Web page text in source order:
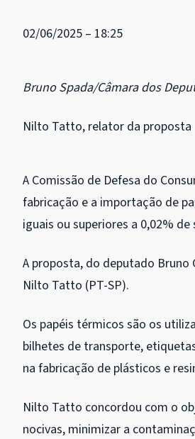
02/06/2025 – 18:25
Bruno Spada/Câmara dos
Nilto Tatto, relator da proposta
A Comissão de Defesa do
fabricação e a importação de
iguais ou superiores a 0,02% de
A proposta, do deputado
Nilto Tatto (PT-SP).
Os papéis térmicos são os
bilhetes de transporte,
na fabricação de plásticos e
Nilto Tatto concordou com o
nocivas, minimizar a